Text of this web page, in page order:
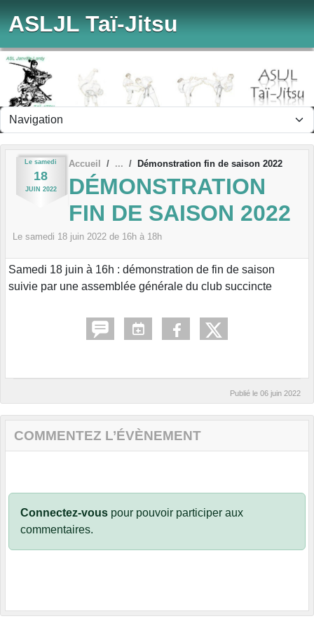
ASLJL Taï-Jitsu
Le samedi
18
JUIN 2022
Accueil Démonstration fin de saison 2022
DÉMONSTRATION
FIN DE SAISON 2022
Le samedi 18 juin 2022 de 16h à 18h
Samedi 18 juin à 16h : démonstration de fin de saison
suivie par une assemblée générale du club succincte
Publié le 06 juin 2022
COMMENTEZ L’ÉVÈNEMENT
Connectez-vous pour pouvoir participer aux
commentaires.